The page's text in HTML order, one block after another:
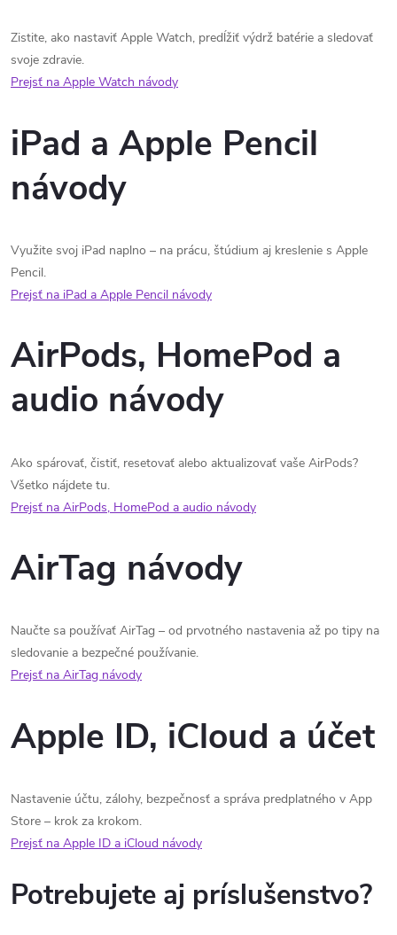
Zistite, ako nastaviť Apple Watch, predĺžiť výdrž batérie a sledovať
svoje zdravie.
Prejsť na Apple Watch návody
iPad a Apple Pencil
návody
Využite svoj iPad naplno – na prácu, štúdium aj kreslenie s Apple
Pencil.
Prejsť na iPad a Apple Pencil návody
AirPods, HomePod a
audio návody
Ako spárovať, čistiť, resetovať alebo aktualizovať vaše AirPods?
Všetko nájdete tu.
Prejsť na AirPods, HomePod a audio návody
AirTag návody
Naučte sa používať AirTag – od prvotného nastavenia až po tipy na
sledovanie a bezpečné používanie.
Prejsť na AirTag návody
Apple ID, iCloud a účet
Nastavenie účtu, zálohy, bezpečnosť a správa predplatného v App
Store – krok za krokom.
Prejsť na Apple ID a iCloud návody
Potrebujete aj príslušenstvo?